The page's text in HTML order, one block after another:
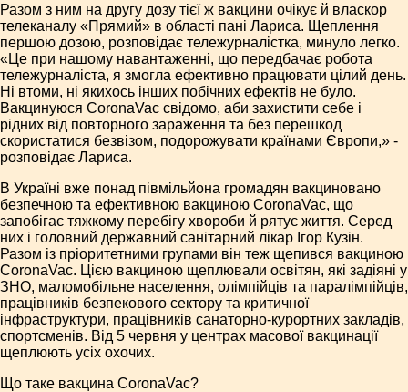
Разом з ним на другу дозу тієї ж вакцини очікує й власкор
телеканалу «Прямий» в області пані Лариса. Щеплення
першою дозою, розповідає тележурналістка, минуло легко.
«Це при нашому навантаженні, що передбачає робота
тележурналіста, я змогла ефективно працювати цілий день.
Ні втоми, ні якихось інших побічних ефектів не було.
Вакцинуюся CoronaVac свідомо, аби захистити себе і
рідних від повторного зараження та без перешкод
скористатися безвізом, подорожувати країнами Європи,» -
розповідає Лариса.
В Україні вже понад півмільйона громадян вакциновано
безпечною та ефективною вакциною CoronaVac, що
запобігає тяжкому перебігу хвороби й рятує життя. Серед
них і головний державний санітарний лікар Ігор Кузін.
Разом із пріоритетними групами він теж щепився вакциною
CoronaVac. Цією вакциною щеплювали освітян, які задіяні у
ЗНО, маломобільне населення, олімпійців та паралімпійців,
працівників безпекового сектору та критичної
інфраструктури, працівників санаторно-курортних закладів,
спортсменів. Від 5 червня у центрах масової вакцинації
щеплюють усіх охочих.
Що таке вакцина CoronaVac?